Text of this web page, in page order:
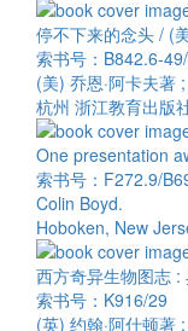
停不下来的念头 / (
索书号：B842.6-
(美) 乔恩·阿卡夫著
杭州 浙江教育出版
One presentation
索书号：F272.9/
Colin Boyd.
Hoboken, New
西方奇异生物图志 :
索书号：K916/29
(英) 约翰·阿什顿著